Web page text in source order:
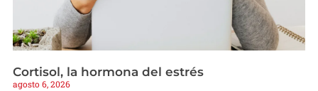
Cortisol, la hormona del estrés
agosto 6, 2026